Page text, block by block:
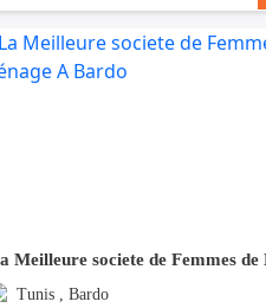
Tunis , Bardo